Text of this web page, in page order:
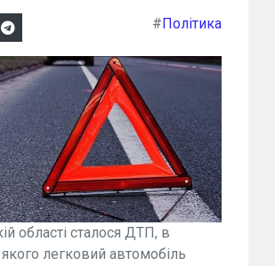
#Політика
області сталося ДТП, в
якого легковий автомобіль